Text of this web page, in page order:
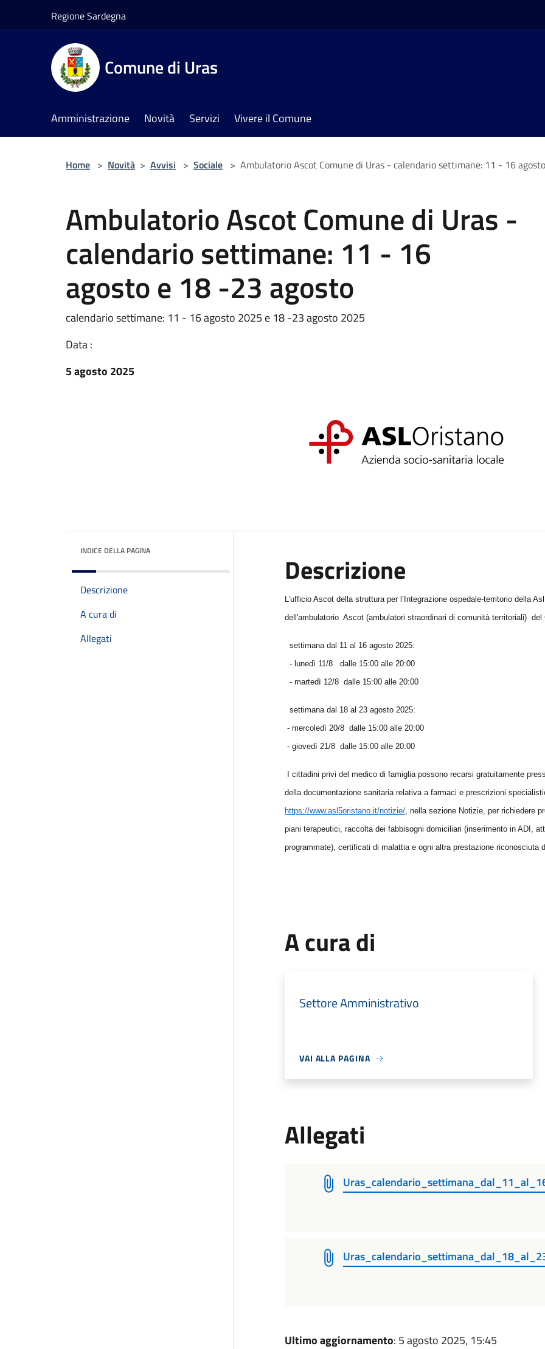
Regione Sardegna
Comune di Uras
Amministrazione Novità Servizi Vivere il Comune
Home > Novità > Avvisi > Sociale > Ambulatorio Ascot Comune di Uras - calendario settimane: 11 - 16
Ambulatorio Ascot Comune di Uras -
calendario settimane: 11 - 16
agosto e 18 -23 agosto
calendario settimane: 11 - 16 agosto 2025 e 18 -23 agosto 2025
Data :
5 agosto 2025
INDICE DELLA PAGINA
Descrizione
A cura di
Allegati
Descrizione
L’ufficio Ascot della struttura per l’Integrazione ospedale-territorio della
dell'ambulatorio Ascot (ambulatori straordinari di comunità territoriali) del
settimana dal 11 al 16 agosto 2025:
- lunedì 11/8 dalle 15:00 alle 20:00
- martedì 12/8 dalle 15:00 alle 20:00
settimana dal 18 al 23 agosto 2025:
- mercoledì 20/8 dalle 15:00 alle 20:00
- giovedì 21/8 dalle 15:00 alle 20:00
I cittadini privi del medico di famiglia possono recarsi gratuitamente
della documentazione sanitaria relativa a farmaci e prescrizioni
https://www.asl5oristano.it/notizie/, nella sezione Notizie, per richiedere
piani terapeutici, raccolta dei fabbisogni domiciliari (inserimento in ADI,
programmate), certificati di malattia e ogni altra prestazione riconosciuta
A cura di
Settore Amministrativo
VAI ALLA PAGINA
Allegati
Ultimo aggiornamento: 5 agosto 2025, 15:45